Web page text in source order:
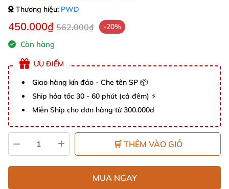
Thương hiệu: PWD
450.000₫ 562.000₫ -20%
Còn hàng
ƯU ĐIỂM
Giao hàng kín đáo - Che tên SP 📦
Ship hỏa tốc 30 - 60 phút (cả đêm) ⚡
Miễn Ship cho đơn hàng từ 300.000đ
🛒 THÊM VÀO GIỎ
MUA NGAY